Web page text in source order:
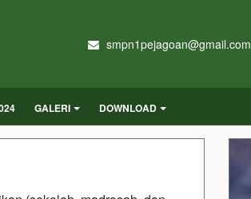
smpn1pejagoan@gmail.com
GALERI DOWNLOAD